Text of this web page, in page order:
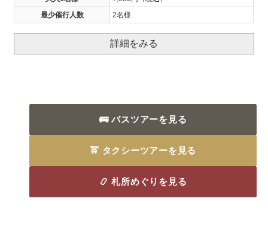
最少催行人数
2名様
詳細をみる
🚌 バスツアーを見る
🚖 タクシーツアーを見る
📿 札所めぐりを見る